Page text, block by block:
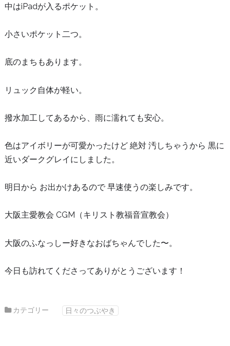
中はiPadが入るポケット。
小さいポケット二つ。
底のまちもあります。
リュック自体が軽い。
撥水加工してあるから、雨に濡れても安心。
色はアイボリーが可愛かったけど 絶対 汚しちゃうから 黒に
近いダークグレイにしました。
明日から お出かけあるので 早速使うの楽しみです。
大阪主愛教会 CGM（キリスト教福音宣教会）
大阪のふなっしー好きなおばちゃんでした〜。
今日も訪れてくださってありがとうございます！
カテゴリー 日々のつぶやき